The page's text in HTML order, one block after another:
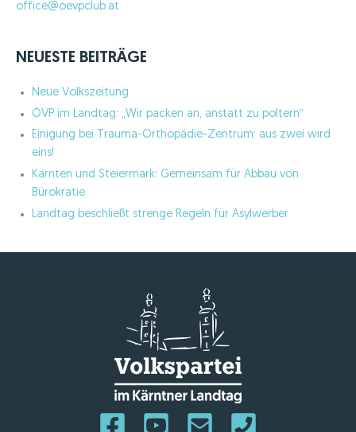
:office@oevpclub.at
NEUESTE BEITRÄGE
Neue Volkszeitung
ÖVP im Landtag: „Wir packen an, anstatt zu poltern“
Einigung bei Trauma-Orthopädie-Zentrum: aus zwei wird
eins!
Kärnten und Steiermark: Gemeinsam für Abbau von
Bürokratie
Landtag beschließt strenge Regeln für Asylwerber